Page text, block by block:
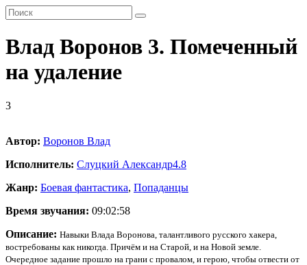
Влад Воронов 3. Помеченный
на удаление
3
Автор: Воронов Влад
Исполнитель: Слуцкий Александр4.8
Жанр: Боевая фантастика, Попаданцы
Время звучания: 09:02:58
Описание: Навыки Влада Воронова, талантливого русского хакера,
востребованы как никогда. Причём и на Старой, и на Новой земле.
Очередное задание прошло на грани с провалом, и герою, чтобы отвести от